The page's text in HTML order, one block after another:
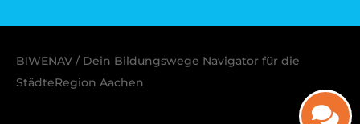
BIWENAV / Dein Bildungswege Navigator für die
StädteRegion Aachen